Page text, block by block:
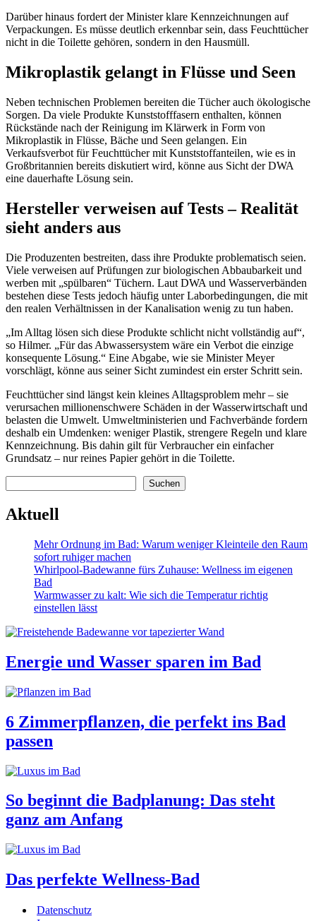
Darüber hinaus fordert der Minister klare Kennzeichnungen auf
Verpackungen. Es müsse deutlich erkennbar sein, dass Feuchttücher
nicht in die Toilette gehören, sondern in den Hausmüll.
Mikroplastik gelangt in Flüsse und Seen
Neben technischen Problemen bereiten die Tücher auch ökologische
Sorgen. Da viele Produkte Kunststofffasern enthalten, können
Rückstände nach der Reinigung im Klärwerk in Form von
Mikroplastik in Flüsse, Bäche und Seen gelangen. Ein
Verkaufsverbot für Feuchttücher mit Kunststoffanteilen, wie es in
Großbritannien bereits diskutiert wird, könne aus Sicht der DWA
eine dauerhafte Lösung sein.
Hersteller verweisen auf Tests – Realität
sieht anders aus
Die Produzenten bestreiten, dass ihre Produkte problematisch seien.
Viele verweisen auf Prüfungen zur biologischen Abbaubarkeit und
werben mit „spülbaren“ Tüchern. Laut DWA und Wasserverbänden
bestehen diese Tests jedoch häufig unter Laborbedingungen, die mit
den realen Verhältnissen in der Kanalisation wenig zu tun haben.
„Im Alltag lösen sich diese Produkte schlicht nicht vollständig auf“,
so Hilmer. „Für das Abwassersystem wäre ein Verbot die einzige
konsequente Lösung.“ Eine Abgabe, wie sie Minister Meyer
vorschlägt, könne aus seiner Sicht zumindest ein erster Schritt sein.
Feuchttücher sind längst kein kleines Alltagsproblem mehr – sie
verursachen millionenschwere Schäden in der Wasserwirtschaft und
belasten die Umwelt. Umweltministerien und Fachverbände fordern
deshalb ein Umdenken: weniger Plastik, strengere Regeln und klare
Kennzeichnung. Bis dahin gilt für Verbraucher ein einfacher
Grundsatz – nur reines Papier gehört in die Toilette.
Suchen
Aktuell
Mehr Ordnung im Bad: Warum weniger Kleinteile den Raum
sofort ruhiger machen
Whirlpool-Badewanne fürs Zuhause: Wellness im eigenen
Bad
Warmwasser zu kalt: Wie sich die Temperatur richtig
einstellen lässt
Energie und Wasser sparen im Bad
6 Zimmerpflanzen, die perfekt ins Bad
passen
So beginnt die Badplanung: Das steht
ganz am Anfang
Das perfekte Wellness-Bad
Datenschutz